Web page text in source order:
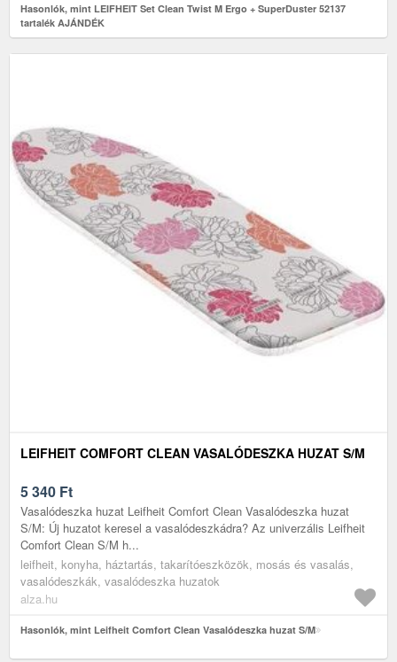
Hasonlók, mint LEIFHEIT Set Clean Twist M Ergo + SuperDuster 52137
tartalék AJÁNDÉK
LEIFHEIT COMFORT CLEAN VASALÓDESZKA HUZAT S/M
5 340 Ft
Vasalódeszka huzat Leifheit Comfort Clean Vasalódeszka huzat
S/M: Új huzatot keresel a vasalódeszkádra? Az univerzális Leifheit
Comfort Clean S/M h...
leifheit, konyha, háztartás, takarítóeszközök, mosás és vasalás,
vasalódeszkák, vasalódeszka huzatok
alza.hu
Hasonlók, mint Leifheit Comfort Clean Vasalódeszka huzat S/M